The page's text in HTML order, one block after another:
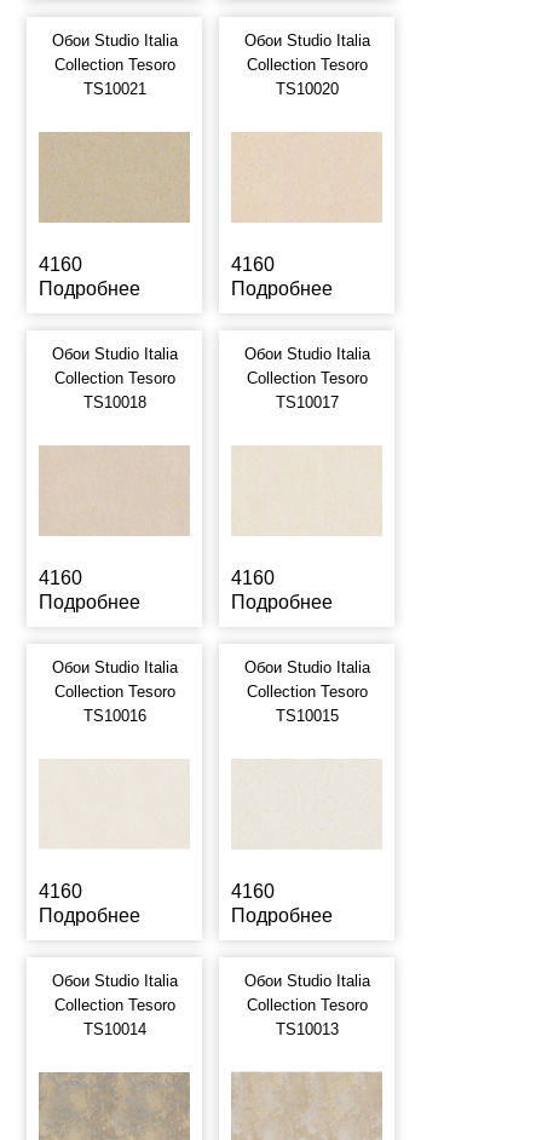
Обои Studio Italia
Collection Tesoro
TS10021
4160
Подробнее
Обои Studio Italia
Collection Tesoro
TS10020
4160
Подробнее
Обои Studio Italia
Collection Tesoro
TS10018
4160
Подробнее
Обои Studio Italia
Collection Tesoro
TS10017
4160
Подробнее
Обои Studio Italia
Collection Tesoro
TS10016
4160
Подробнее
Обои Studio Italia
Collection Tesoro
TS10015
4160
Подробнее
Обои Studio Italia
Collection Tesoro
TS10014
Обои Studio Italia
Collection Tesoro
TS10013